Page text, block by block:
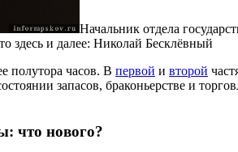
Начальник отдела
здесь и далее: Николай Бесклёвный
полутора часов. В первой и второй
запасов, браконьерстве и
что нового?